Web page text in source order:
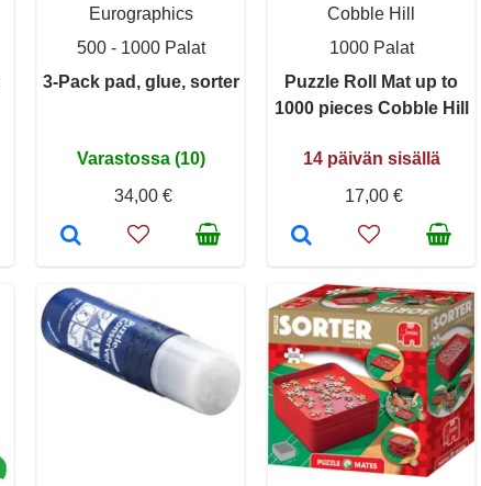
Eurographics
500 - 1000 Palat
3-Pack pad, glue, sorter
Varastossa (10)
34,00 €
Cobble Hill
1000 Palat
Puzzle Roll Mat up to
1000 pieces Cobble Hill
14 päivän sisällä
17,00 €